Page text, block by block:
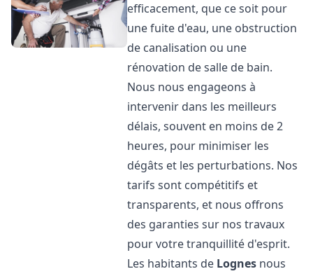
efficacement, que ce soit pour
une fuite d'eau, une obstruction
de canalisation ou une
rénovation de salle de bain.
Nous nous engageons à
intervenir dans les meilleurs
délais, souvent en moins de 2
heures, pour minimiser les
dégâts et les perturbations. Nos
tarifs sont compétitifs et
transparents, et nous offrons
des garanties sur nos travaux
pour votre tranquillité d'esprit.
Les habitants de Lognes nous